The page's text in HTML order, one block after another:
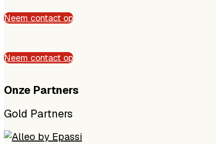
Neem contact op
Neem contact op
Onze Partners
Gold Partners